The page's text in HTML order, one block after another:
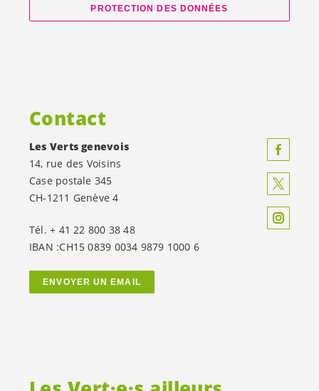
PROTECTION DES DONNÉES
Contact
Les Verts genevois
14, rue des Voisins
Case postale 345
CH-1211 Genève 4
Tél. + 41 22 800 38 48
IBAN :CH15 0839 0034 9879 1000 6
ENVOYER UN EMAIL